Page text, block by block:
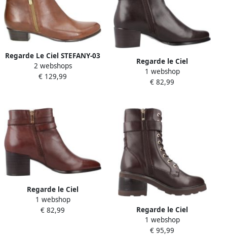
Regarde Le Ciel STEFANY-03
Volwassenen Laarsjes
Cognac
2 webshops
€ 129,99
Regarde le Ciel
Enkellaarzen Jolene276414
1 webshop
€ 82,99
Regarde le Ciel
Enkellaarzen Taylor452785
1 webshop
€ 82,99
Regarde le Ciel
Enkellaarzen Marcy056414
1 webshop
€ 95,99